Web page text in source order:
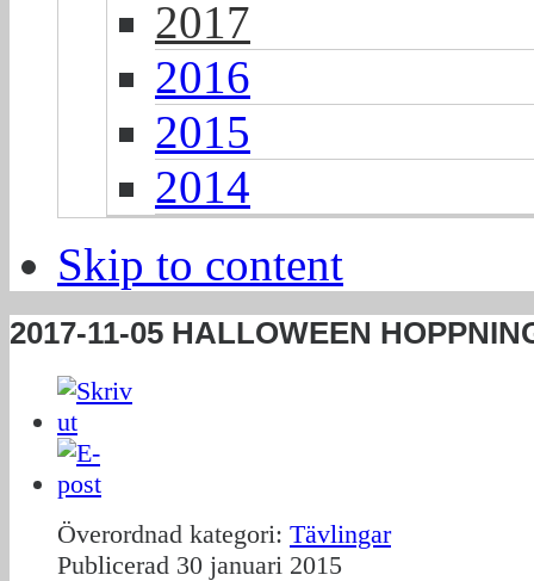
2017
2016
2015
2014
Skip to content
2017-11-05 HALLOWEEN
Överordnad kategori: Tävlingar
Publicerad 30 januari 2015